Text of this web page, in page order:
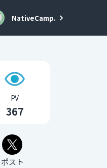
NativeCamp.
PV
367
ポスト